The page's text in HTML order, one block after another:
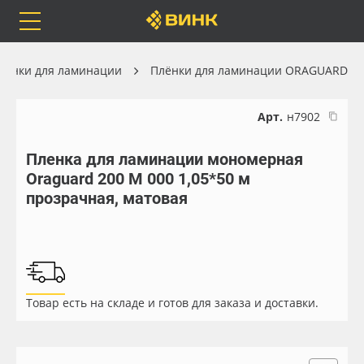
Каталог
Orafol
Доставка
Весь каталог
Рулонные материалы
Листовые материалы
для ламинации Плёнки для ламинации ORAGUARD
Арт. н7902
Пленка для ламинации мономерная
Oraguard 200 M 000 1,05*50 м
прозрачная, матовая
Товар есть на складе и готов для заказа и доставки.